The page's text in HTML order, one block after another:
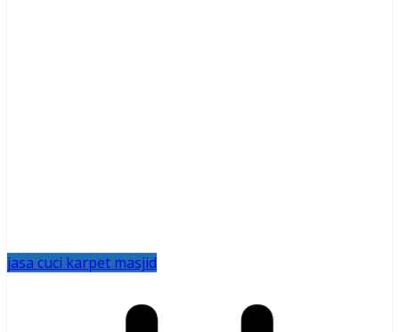
jasa cuci karpet masjid